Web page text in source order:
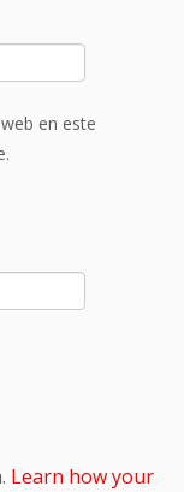
en este
Learn how your